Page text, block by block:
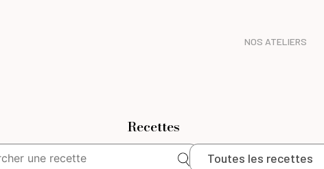
NOS ATELIERS
Recettes
Toutes les recettes